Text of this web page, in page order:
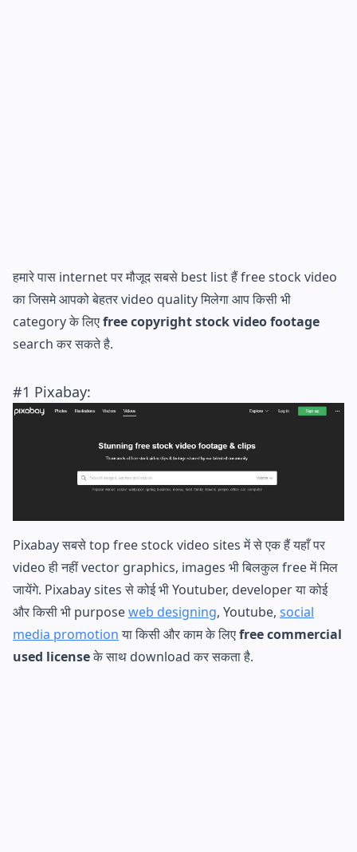
हमारे पास internet पर मौजूद सबसे best list हैं free stock video
का जिसमे आपको बेहतर video quality मिलेगा आप किसी भी
category के लिएfree copyright stock video footage
search कर सकते है.
#1 Pixabay:
Pixabay सबसे top free stock video sites में से एक हैं यहाँ पर
video ही नहीं vector graphics, images भी बिलकुल free में मिल
जायेंगे. Pixabay sites से कोई भी Youtuber, developer या कोई
और किसी भी purposeweb designing, Youtube, social
media promotionया किसी और काम के लिएfree commercial
used licenseके साथ download कर सकता है.